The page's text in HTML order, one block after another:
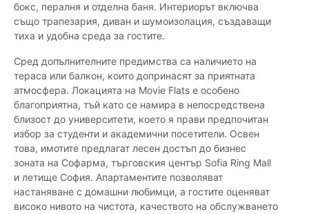
бокс, пералня и отделна баня. Интериорът включва
също трапезария, диван и шумоизолация, създаващи
тиха и удобна среда за гостите.
Сред допълнителните предимства са наличието на
тераса или балкон, които допринасят за приятната
атмосфера. Локацията на Movie Flats е особено
благоприятна, тъй като се намира в непосредствена
близост до университети, което я прави предпочитан
избор за студенти и академични посетители. Освен
това, имотите предлагат лесен достъп до бизнес
зоната на Софарма, търговския център Sofia Ring Mall
и летище София. Апартаментите позволяват
настаняване с домашни любимци, а гостите оценяват
високо нивото на чистота, качеството на обслужването